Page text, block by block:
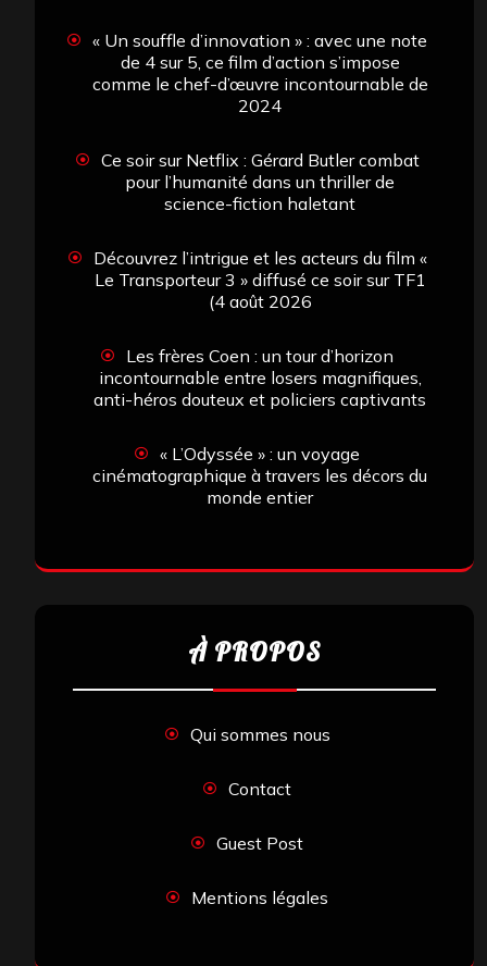
« Un souffle d’innovation » : avec une note
de 4 sur 5, ce film d’action s’impose
comme le chef-d’œuvre incontournable de
2024
Ce soir sur Netflix : Gérard Butler combat
pour l’humanité dans un thriller de
science-fiction haletant
Découvrez l’intrigue et les acteurs du film «
Le Transporteur 3 » diffusé ce soir sur TF1
(4 août 2026
Les frères Coen : un tour d’horizon
incontournable entre losers magnifiques,
anti-héros douteux et policiers captivants
« L’Odyssée » : un voyage
cinématographique à travers les décors du
monde entier
À PROPOS
Qui sommes nous
Contact
Guest Post
Mentions légales